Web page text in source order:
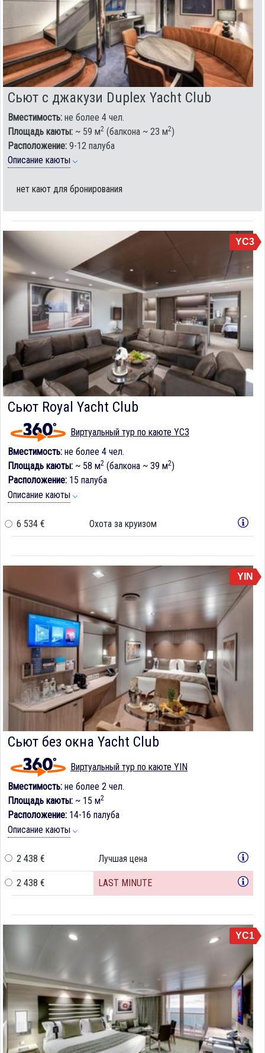
Сьют с джакузи Duplex Yacht Club
Вместимость: не более 4 чел.
Площадь каюты: ~ 59 м2 (балкона ~ 23 м2)
Расположение: 9-12 палуба
Описание каюты
нет кают для бронирования
YC3
Сьют Royal Yacht Club
Виртуальный тур по каюте YC3
Вместимость: не более 4 чел.
Площадь каюты: ~ 58 м2 (балкона ~ 39 м2)
Расположение: 15 палуба
Описание каюты
6 534 € Охота за круизом
YIN
Сьют без окна Yacht Club
Виртуальный тур по каюте YIN
Вместимость: не более 2 чел.
Площадь каюты: ~ 15 м2
Расположение: 14-16 палуба
Описание каюты
2 438 € Лучшая цена
2 438 € LAST MINUTE
YC1